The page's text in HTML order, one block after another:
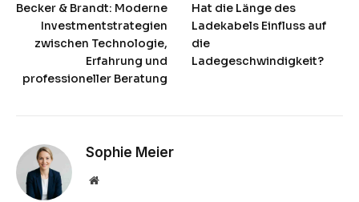
Becker & Brandt: Moderne
Investmentstrategien
zwischen Technologie,
Erfahrung und
professioneller Beratung
Hat die Länge des
Ladekabels Einfluss auf
die
Ladegeschwindigkeit?
Sophie Meier
Website